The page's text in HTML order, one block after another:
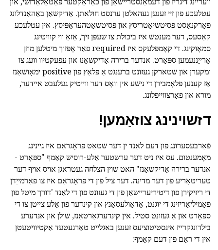
עטלעכע פון זיי זענען געהאלטן ערנסט חולאתן. אַדיקשאַן באַהאַנדלונג
פאַרקנאַסט פּסיטשיאַטריסץ און פּסיטשאָטהעראַפּיסץ. אין עטלעכע
קאַסעס, דער מענטש איז ביכולת צו שעפּן זיך, אַזאַ ווי קוויטינג
סמאָוקינג. די קאָמפּלעקס איז required פֿאַר אָפּזוך מיטלען מוזן
אַרייַננעמען ספּאָרט. אנדער ברירה אַדיקשאַנז און עפעקטיוו וועג צו
ומקערן און שטארקן געזונט ברענגט אַ פּלאַץ פון positive ימאָושאַנז
אַז קענען פּלאָמבירן די נישע אין וואָס דער ווייטיק געלעבט איידער,
מורא און פאַרצווייפלונג.
דזשוינינג צוזאַמען!
פֿאַרבעסערונג פון דעם לאַנד ין דער שטאַט פּראָגראַם איז גיינינג
מאָמענטום. עס איז ניט דער ערשטער אַלע-רוסיש קאַמף "ספּאָרט -
אנדער ברירה אַדיקשאַנז" האט שוין הצלחה געטראגן אויס אויף דער
טעריטאָריע פון דער מדינה. דער ציל פון די פּראָגראַם איז צו פאַרמייַדן
די ריזיקירן פון דיטיריעריישאַן פון די געזונט פון די לאַנד 'דורך מיטל פון
פאַמיליאַריזינג די יוגנט, אַדאָולעסאַנץ און קינדער פון אַלע צייטן צו די
ספּאָרט און אַ געזונט סטיל. אין קינדערגאַרטאַנז, שולן און אנדערע
בילדונגקרייז אינסטיטוציעס זענען באגלייט טאַרגעטעד אַקטיוויטעטן
אין די ראַם פון דעם קאַמף: